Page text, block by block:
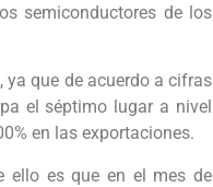
semiconductores de los
ya que de acuerdo a cifras
el séptimo lugar a nivel
en las exportaciones.
ello es que en el mes de